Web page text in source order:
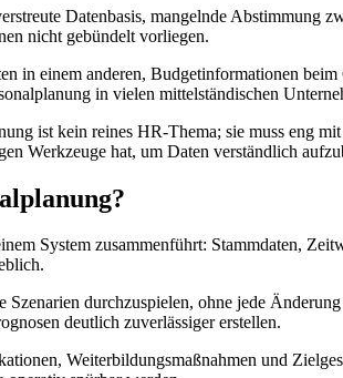
Datenbasis, mangelnde
nicht gebündelt vorliegen.
in einem anderen, Budgetinformationen
in vielen mittelständischen
ist kein reines HR-Thema; sie muss eng
Werkzeuge hat, um Daten verständlich
System zusammenführt: Stammdaten,
durchzuspielen, ohne jede
deutlich zuverlässiger erstellen.
Weiterbildungsmaßnahmen und